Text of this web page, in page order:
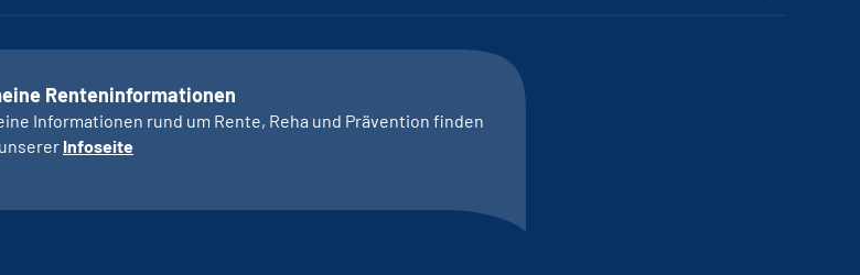
Renteninformationen
Informationen rund um Rente, Reha und Prävention finden
Infoseite